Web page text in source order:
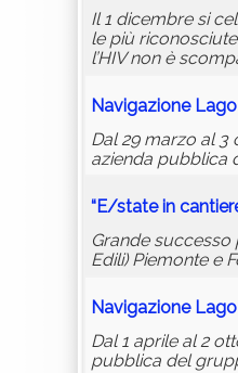
Il 1 dicembre si
le più
l’HIV non è
Navigazione
Dal 29 marzo al
azienda pubblica
“E/state in
Grande successo
Edili) Piemonte e
Navigazione
Dal 1 aprile al 2
pubblica del